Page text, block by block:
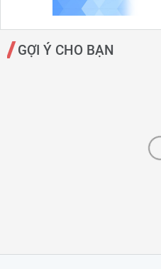
GỢI Ý CHO BẠN